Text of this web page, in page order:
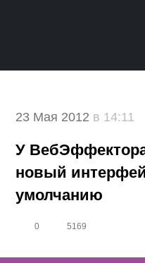
23 Мая 2012 в 14:11
У
новый
умолчанию
0 5169